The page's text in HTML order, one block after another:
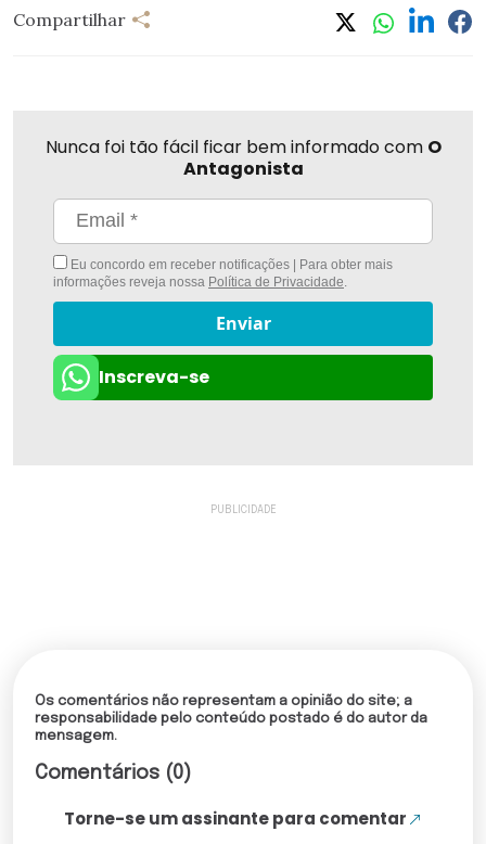
Compartilhar
Nunca foi tão fácil ficar bem informado com O
Antagonista
Eu concordo em receber notificações | Para obter mais
informações reveja nossa Política de Privacidade.
Enviar
Inscreva-se
Os comentários não representam a opinião do site; a
responsabilidade pelo conteúdo postado é do autor da
mensagem.
Comentários (0)
Torne-se um assinante para comentar